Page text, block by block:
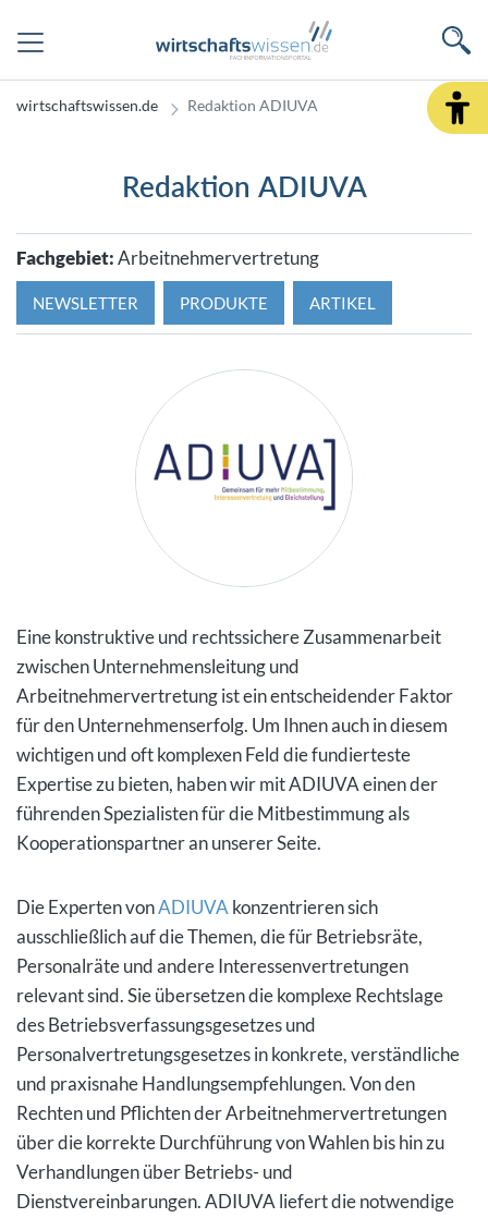
wirtschaftswissen.de Redaktion ADIUVA
Redaktion ADIUVA
Fachgebiet:Arbeitnehmervertretung
NEWSLETTER PRODUKTE ARTIKEL
Eine konstruktive und rechtssichere Zusammenarbeit
zwischen Unternehmensleitung und
Arbeitnehmervertretung ist ein entscheidender Faktor
für den Unternehmenserfolg. Um Ihnen auch in diesem
wichtigen und oft komplexen Feld die fundierteste
Expertise zu bieten, haben wir mit ADIUVA einen der
führenden Spezialisten für die Mitbestimmung als
Kooperationspartner an unserer Seite.
Die Experten vonADIUVA konzentrieren sich
ausschließlich auf die Themen, die für Betriebsräte,
Personalräte und andere Interessenvertretungen
relevant sind. Sie übersetzen die komplexe Rechtslage
des Betriebsverfassungsgesetzes und
Personalvertretungsgesetzes in konkrete, verständliche
und praxisnahe Handlungsempfehlungen. Von den
Rechten und Pflichten der Arbeitnehmervertretungen
über die korrekte Durchführung von Wahlen bis hin zu
Verhandlungen über Betriebs- und
Dienstvereinbarungen. ADIUVA liefert die notwendige